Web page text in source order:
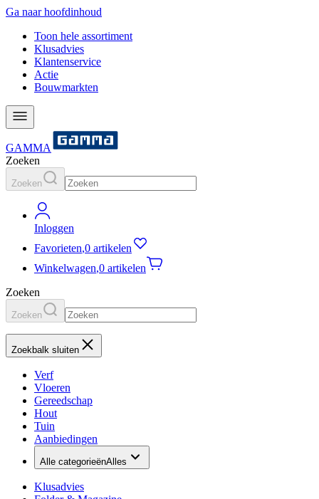
Ga naar hoofdinhoud
Toon hele assortiment
Klusadvies
Klantenservice
Actie
Bouwmarkten
GAMMA
Zoeken
Zoeken
Inloggen
Favorieten,0 artikelen
Winkelwagen,0 artikelen
Zoeken
Zoeken
Zoekbalk sluiten
Verf
Vloeren
Gereedschap
Hout
Tuin
Aanbiedingen
Alle categorieënAlles
Klusadvies